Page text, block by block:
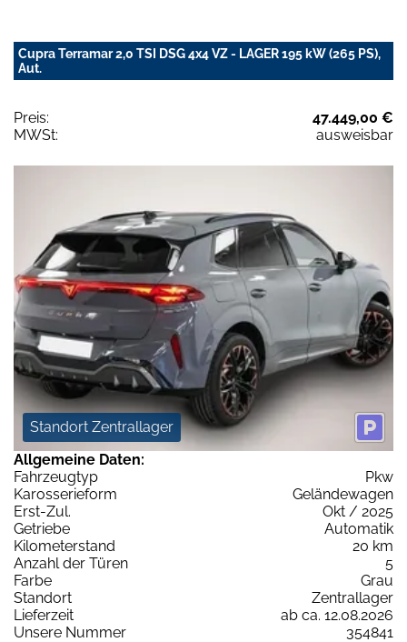
Cupra Terramar 2,0 TSI DSG 4x4 VZ - LAGER 195 kW (265 PS),
Aut.
Preis:
47.449,00 €
MWSt:
ausweisbar
Standort Zentrallager
Allgemeine Daten:
Fahrzeugtyp
Pkw
Karosserieform
Geländewagen
Erst-Zul.
Okt / 2025
Getriebe
Automatik
Kilometerstand
20 km
Anzahl der Türen
5
Farbe
Grau
Standort
Zentrallager
Lieferzeit
ab ca. 12.08.2026
Unsere Nummer
354841